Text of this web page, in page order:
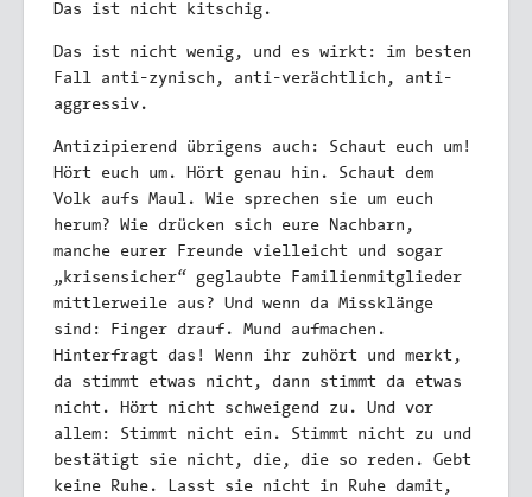
Das ist nicht kitschig.
Das ist nicht wenig, und es wirkt: im besten
Fall anti-zynisch, anti-verächtlich, anti-
aggressiv.
Antizipierend übrigens auch: Schaut euch um!
Hört euch um. Hört genau hin. Schaut dem
Volk aufs Maul. Wie sprechen sie um euch
herum? Wie drücken sich eure Nachbarn,
manche eurer Freunde vielleicht und sogar
„krisensicher“ geglaubte Familienmitglieder
mittlerweile aus? Und wenn da Missklänge
sind: Finger drauf. Mund aufmachen.
Hinterfragt das! Wenn ihr zuhört und merkt,
da stimmt etwas nicht, dann stimmt da etwas
nicht. Hört nicht schweigend zu. Und vor
allem: Stimmt nicht ein. Stimmt nicht zu und
bestätigt sie nicht, die, die so reden. Gebt
keine Ruhe. Lasst sie nicht in Ruhe damit,